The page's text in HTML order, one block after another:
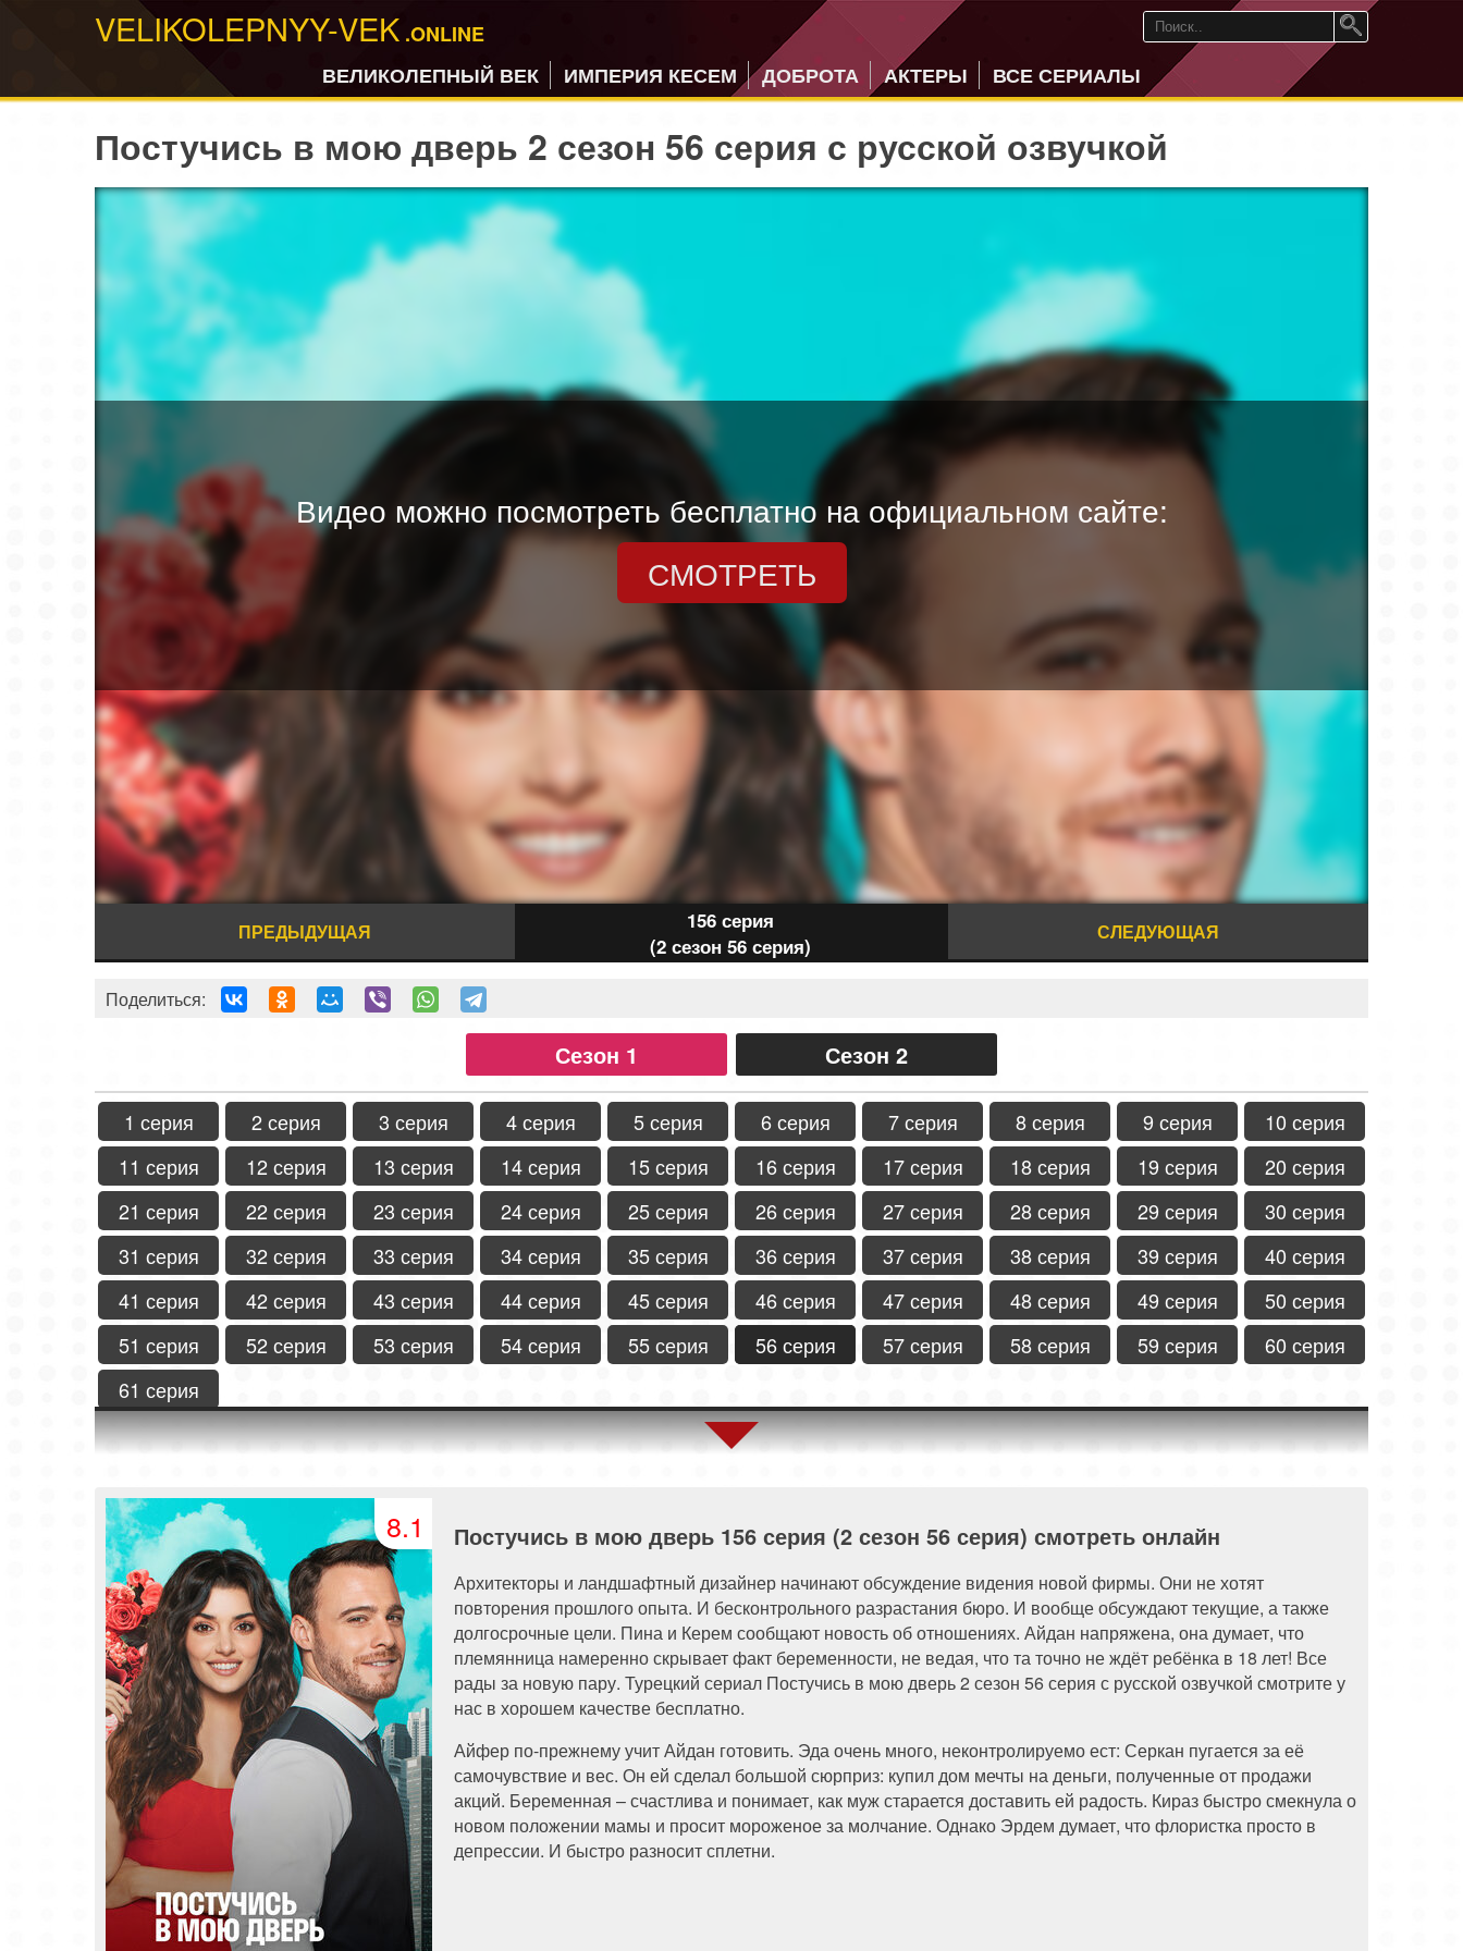
VELIKOLEPNYY-VEK .ONLINE
ВЕЛИКОЛЕПНЫЙ ВЕК
ИМПЕРИЯ КЕСЕМ ДОБРОТА АКТЕРЫ ВСЕ СЕРИАЛЫ
Постучись в мою дверь 2 сезон 56 серия с русской озвучкой
Видео можно посмотреть бесплатно на официальном сайте:
СМОТРЕТЬ
ПРЕДЫДУЩАЯ
156 серия
(2 сезон 56 серия)
СЛЕДУЮЩАЯ
Поделиться:
Сезон 1 Сезон 2
1 серия 2 серия 3 серия 4 серия 5 серия 6 серия 7 серия 8 серия 9 серия
10 серия
11 серия
12 серия 13 серия 14 серия 15 серия 16 серия 17 серия 18 серия 19 серия
20 серия
21 серия
22 серия 23 серия 24 серия 25 серия 26 серия 27 серия 28 серия 29 серия
30 серия
31 серия
32 серия 33 серия 34 серия 35 серия 36 серия 37 серия 38 серия 39 серия
40 серия
41 серия
42 серия 43 серия 44 серия 45 серия 46 серия 47 серия 48 серия 49 серия
50 серия
51 серия
52 серия 53 серия 54 серия 55 серия 56 серия 57 серия 58 серия 59 серия
60 серия
61 серия
8.1 Постучись в мою дверь 156 серия (2 сезон 56 серия) смотреть онлайн
Архитекторы и ландшафтный дизайнер начинают обсуждение видения новой фирмы. Они не хотят
повторения прошлого опыта. И бесконтрольного разрастания бюро. И вообще обсуждают текущие, а также
долгосрочные цели. Пина и Керем сообщают новость об отношениях. Айдан напряжена, она думает, что
племянница намеренно скрывает факт беременности, не ведая, что та точно не ждёт ребёнка в 18 лет! Все
рады за новую пару. Турецкий сериал Постучись в мою дверь 2 сезон 56 серия с русской озвучкой смотрите у
нас в хорошем качестве бесплатно.
Айфер по-прежнему учит Айдан готовить. Эда очень много, неконтролируемо ест: Серкан пугается за её
самочувствие и вес. Он ей сделал большой сюрприз: купил дом мечты на деньги, полученные от продажи
акций. Беременная – счастлива и понимает, как муж старается доставить ей радость. Кираз быстро смекнула о
новом положении мамы и просит мороженое за молчание. Однако Эрдем думает, что флористка просто в
депрессии. И быстро разносит сплетни.